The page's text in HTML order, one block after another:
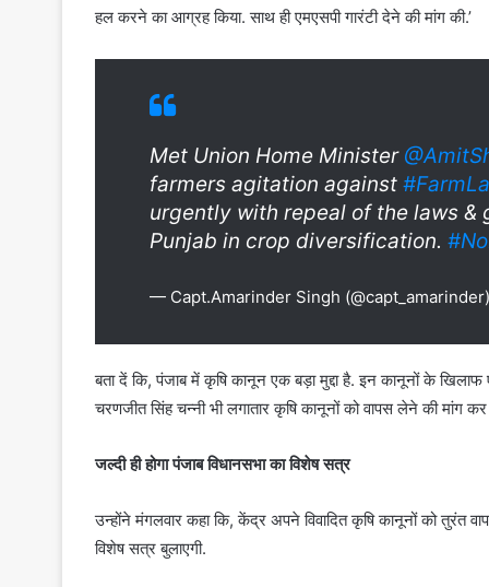
हल करने का आग्रह किया. साथ ही एमएसपी गारंटी देने की मांग की.’
Met Union Home Minister
farmers agitation against
urgently with repeal of the laws &
Punjab in crop diversification.
— Capt.Amarinder Singh (@capt_amarinder)
बता दें कि, पंजाब में कृषि कानून एक बड़ा मुद्दा है. इन कानूनों के
चरणजीत सिंह चन्नी भी लगातार कृषि कानूनों को वापस लेने की मांग
जल्दी ही होगा पंजाब विधानसभा का विशेष सत्र
उन्होंने मंगलवार कहा कि, केंद्र अपने विवादित कृषि कानूनों को तुरंत
विशेष सत्र बुलाएगी.